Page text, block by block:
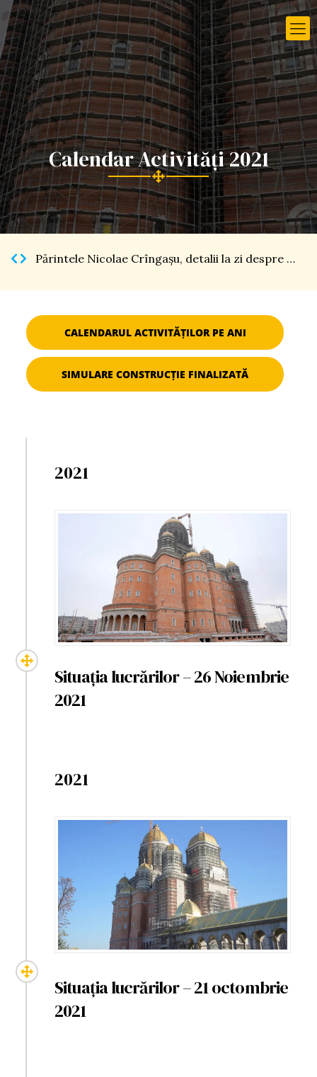
Calendar Activități 2021
Părintele Nicolae Crîngaşu, detalii la zi despre Catedrala Naţională […]
CALENDARUL ACTIVITĂȚILOR PE ANI
SIMULARE CONSTRUCȚIE FINALIZATĂ
2021
Situația lucrărilor – 26 Noiembrie
2021
2021
Situația lucrărilor – 21 octombrie
2021